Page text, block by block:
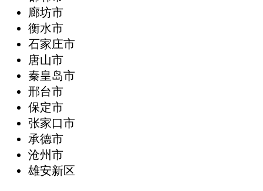
廊坊市
衡水市
石家庄市
唐山市
秦皇岛市
邢台市
保定市
张家口市
承德市
沧州市
雄安新区